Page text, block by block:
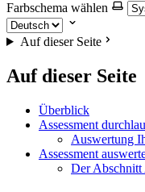
Farbschema wählen
Auf dieser Seite
Auf dieser Seite
Überblick
Assessment
Auswertung
Assessment
Der